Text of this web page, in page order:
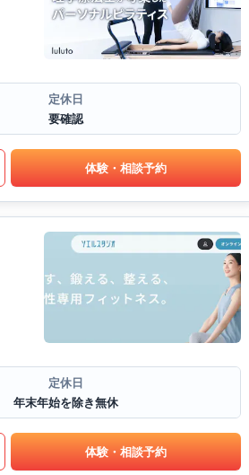
定休日
要確認
体験・相談予約
定休日
年末年始を除き無休
体験・相談予約